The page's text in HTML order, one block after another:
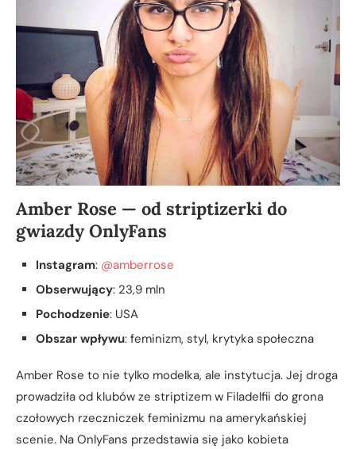
Amber Rose — od striptizerki do
gwiazdy OnlyFans
Instagram: @amberrose
Obserwujący: 23,9 mln
Pochodzenie: USA
Obszar wpływu: feminizm, styl, krytyka społeczna
Amber Rose to nie tylko modelka, ale instytucja. Jej droga
prowadziła od klubów ze striptizem w Filadelfii do grona
czołowych rzeczniczek feminizmu na amerykańskiej
scenie. Na OnlyFans przedstawia się jako kobieta